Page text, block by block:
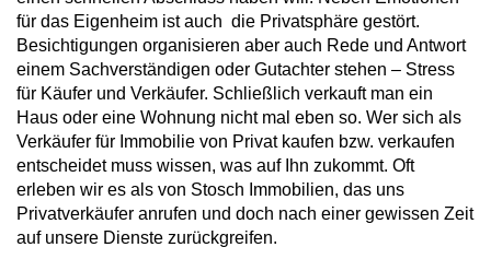
für das Eigenheim ist auch die Privatsphäre gestört.
Besichtigungen organisieren aber auch Rede und Antwort
einem Sachverständigen oder Gutachter stehen – Stress
für Käufer und Verkäufer. Schließlich verkauft man ein
Haus oder eine Wohnung nicht mal eben so. Wer sich als
Verkäufer für Immobilie von Privat kaufen bzw. verkaufen
entscheidet muss wissen, was auf Ihn zukommt. Oft
erleben wir es als von Stosch Immobilien, das uns
Privatverkäufer anrufen und doch nach einer gewissen Zeit
auf unsere Dienste zurückgreifen.